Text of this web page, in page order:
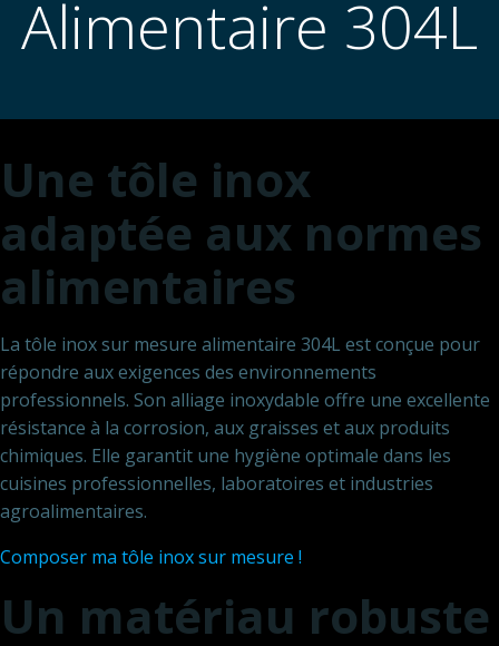
Alimentaire 304L
Une tôle inox
adaptée aux normes
alimentaires
La tôle inox sur mesure alimentaire 304L est conçue pour
répondre aux exigences des environnements
professionnels. Son alliage inoxydable offre une excellente
résistance à la corrosion, aux graisses et aux produits
chimiques. Elle garantit une hygiène optimale dans les
cuisines professionnelles, laboratoires et industries
agroalimentaires.
Composer ma tôle inox sur mesure !
Un matériau robuste